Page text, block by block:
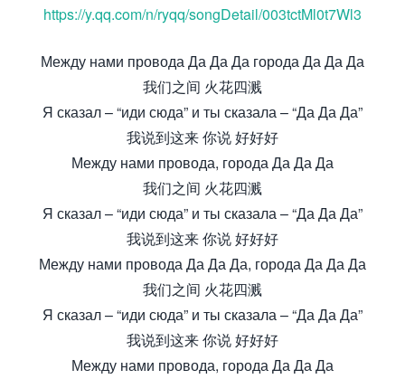
https://y.qq.com/n/ryqq/songDetail/003tctMl0t7Wl3
Между нами провода Да Да Да города Да Да Да
我们之间 火花四溅
Я сказал – “иди сюда” и ты сказала – “Да Да Да”
我说到这来 你说 好好好
Между нами провода, города Да Да Да
我们之间 火花四溅
Я сказал – “иди сюда” и ты сказала – “Да Да Да”
我说到这来 你说 好好好
Между нами провода Да Да Да, города Да Да Да
我们之间 火花四溅
Я сказал – “иди сюда” и ты сказала – “Да Да Да”
我说到这来 你说 好好好
Между нами провода, города Да Да Да